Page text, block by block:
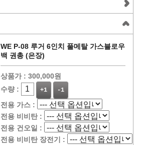
WE P-08 루거 6인치 풀메탈 가스블로우
백 권총 (은장)
상품가 : 300,000원
수량 :
+1 -1
전용 가스 :
전용 비비탄 :
전용 건오일 :
전용 비비탄 장전기 :